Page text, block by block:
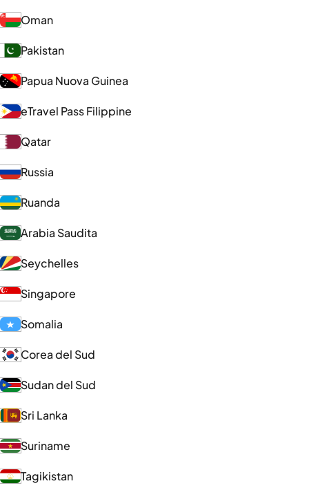
Oman
Pakistan
Papua Nuova Guinea
eTravel Pass Filippine
Qatar
Russia
Ruanda
Arabia Saudita
Seychelles
Singapore
Somalia
Corea del Sud
Sudan del Sud
Sri Lanka
Suriname
Tagikistan